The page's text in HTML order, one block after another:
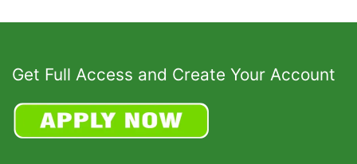
Get Full Access and Create Your Account